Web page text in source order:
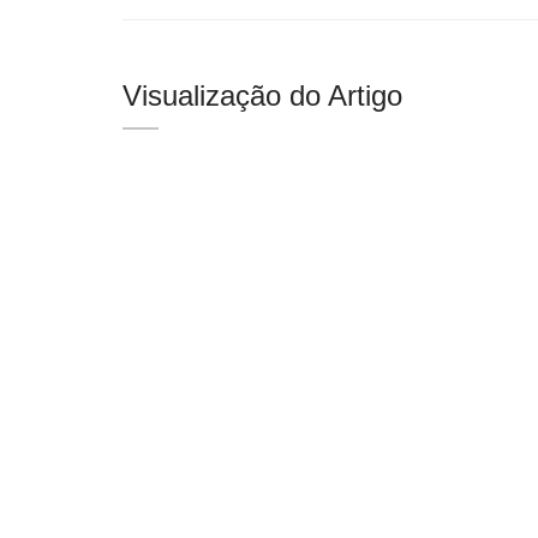
Visualização do Artigo